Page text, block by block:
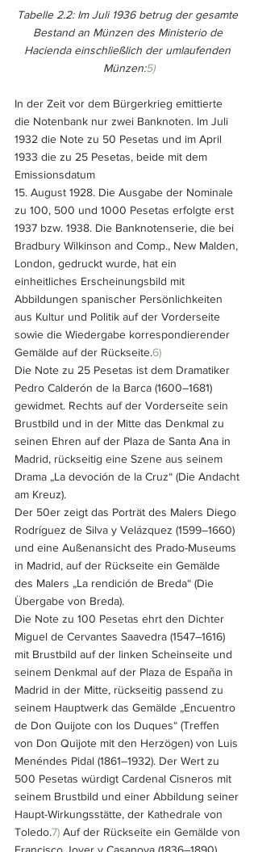
Tabelle 2.2: Im Juli 1936 betrug der gesamte
Bestand an Münzen des Ministerio de
Hacienda einschließlich der umlaufenden
Münzen:5)
In der Zeit vor dem Bürgerkrieg emittierte
die Notenbank nur zwei Banknoten. Im Juli
1932 die Note zu 50 Pesetas und im April
1933 die zu 25 Pesetas, beide mit dem
Emissionsdatum
15. August 1928. Die Ausgabe der Nominale
zu 100, 500 und 1000 Pesetas erfolgte erst
1937 bzw. 1938. Die Banknotenserie, die bei
Bradbury Wilkinson and Comp., New Malden,
London, gedruckt wurde, hat ein
einheitliches Erscheinungsbild mit
Abbildungen spanischer Persönlichkeiten
aus Kultur und Politik auf der Vorderseite
sowie die Wiedergabe korrespondierender
Gemälde auf der Rückseite.6)
Die Note zu 25 Pesetas ist dem Dramatiker
Pedro Calderón de la Barca (1600–1681)
gewidmet. Rechts auf der Vorderseite sein
Brustbild und in der Mitte das Denkmal zu
seinen Ehren auf der Plaza de Santa Ana in
Madrid, rückseitig eine Szene aus seinem
Drama „La devoción de la Cruz“ (Die Andacht
am Kreuz).
Der 50er zeigt das Porträt des Malers Diego
Rodríguez de Silva y Velázquez (1599–1660)
und eine Außenansicht des Prado-Museums
in Madrid, auf der Rückseite ein Gemälde
des Malers „La rendición de Breda“ (Die
Übergabe von Breda).
Die Note zu 100 Pesetas ehrt den Dichter
Miguel de Cervantes Saavedra (1547–1616)
mit Brustbild auf der linken Scheinseite und
seinem Denkmal auf der Plaza de España in
Madrid in der Mitte, rückseitig passend zu
seinem Hauptwerk das Gemälde „Encuentro
de Don Quijote con los Duques“ (Treffen
von Don Quijote mit den Herzögen) von Luis
Menéndes Pidal (1861–1932). Der Wert zu
500 Pesetas würdigt Cardenal Cisneros mit
seinem Brustbild und einer Abbildung seiner
Haupt-Wirkungsstätte, der Kathedrale von
Toledo.7) Auf der Rückseite ein Gemälde von